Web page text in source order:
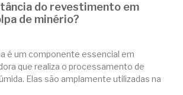
do revestimento em
de minério?
é um componente essencial em
que realiza o processamento de
Elas são amplamente utilizadas na